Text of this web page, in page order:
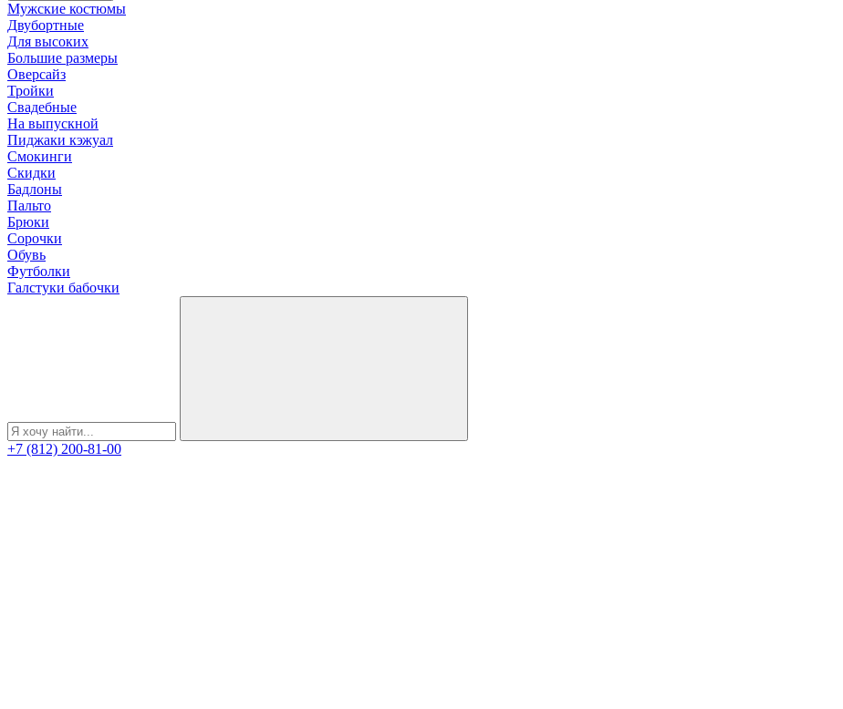
Мужские костюмы
Двубортные
Для высоких
Большие размеры
Оверсайз
Тройки
Свадебные
На выпускной
Пиджаки кэжуал
Смокинги
Скидки
Бадлоны
Пальто
Брюки
Сорочки
Обувь
Футболки
Галстуки бабочки
+7 (812) 200-81-00